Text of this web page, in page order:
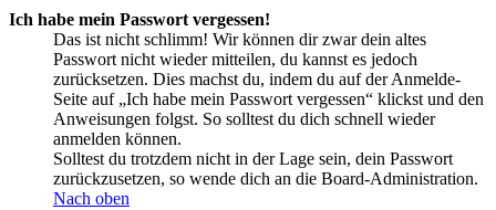
Ich habe mein Passwort vergessen!
Das ist nicht schlimm! Wir können dir zwar dein altes
Passwort nicht wieder mitteilen, du kannst es jedoch
zurücksetzen. Dies machst du, indem du auf der Anmelde-
Seite auf „Ich habe mein Passwort vergessen“ klickst und den
Anweisungen folgst. So solltest du dich schnell wieder
anmelden können.
Solltest du trotzdem nicht in der Lage sein, dein Passwort
zurückzusetzen, so wende dich an die Board-Administration.
Nach oben